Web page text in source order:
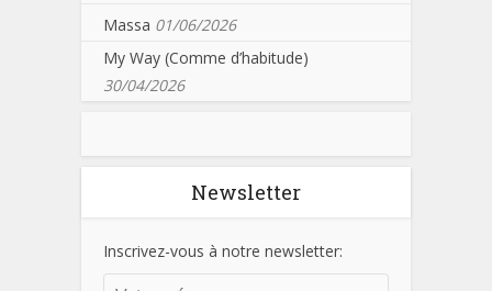
Massa 01/06/2026
My Way (Comme d’habitude)
30/04/2026
Newsletter
Inscrivez-vous à notre newsletter: